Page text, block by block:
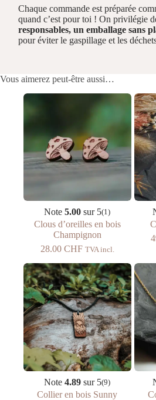
Chaque commande est préparée
quand c’est pour toi ! On privilégie
responsables, un emballage sans
pour éviter le gaspillage et les
Vous aimerez peut-être aussi…
Note5.00 sur 5(1)
Clous d’oreilles en bois
Champignon
28.00 CHF TVA incl.
Note4.89 sur 5(9)
Collier en bois Sunny